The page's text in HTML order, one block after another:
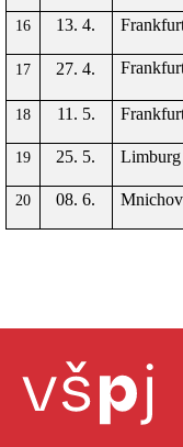
16 13. 4.
17 27. 4.
18 11. 5.
19 25. 5. Limburg
20 08. 6.